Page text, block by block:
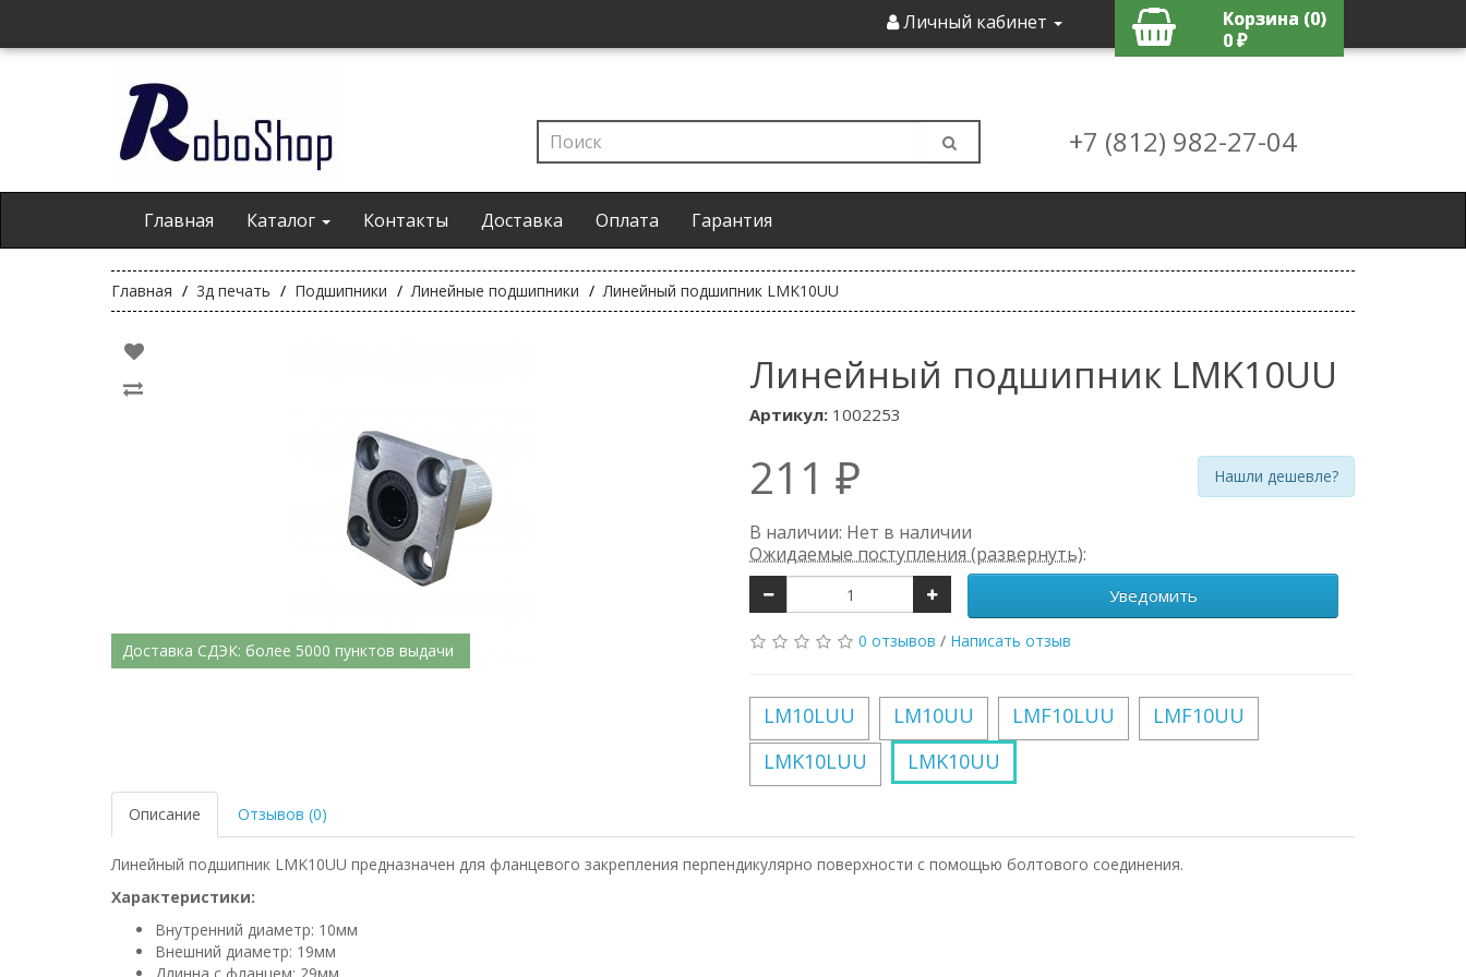
Личный кабинет
Корзина (0)
0 ₽
+7 (812) 982-27-04
Главная Каталог Контакты Доставка Оплата Гарантия
Главная 3д печать Подшипники Линейные подшипники Линейный подшипник LMK10UU
Доставка СДЭК: более 5000 пунктов выдачи
Линейный подшипник LMK10UU
Артикул: 1002253
211 ₽ Нашли дешевле?
В наличии: Нет в наличии
Ожидаемые поступления (развернуть):
Уведомить
0 отзывов / Написать отзыв
LM10LUU LM10UU LMF10LUU
LMF10UU
LMK10LUU
LMK10UU
Описание Отзывов (0)
Линейный подшипник LMK10UU предназначен для фланцевого закрепления перпендикулярно поверхности с помощью болтового соединения.
Характеристики:
Внутренний диаметр: 10мм
Внешний диаметр: 19мм